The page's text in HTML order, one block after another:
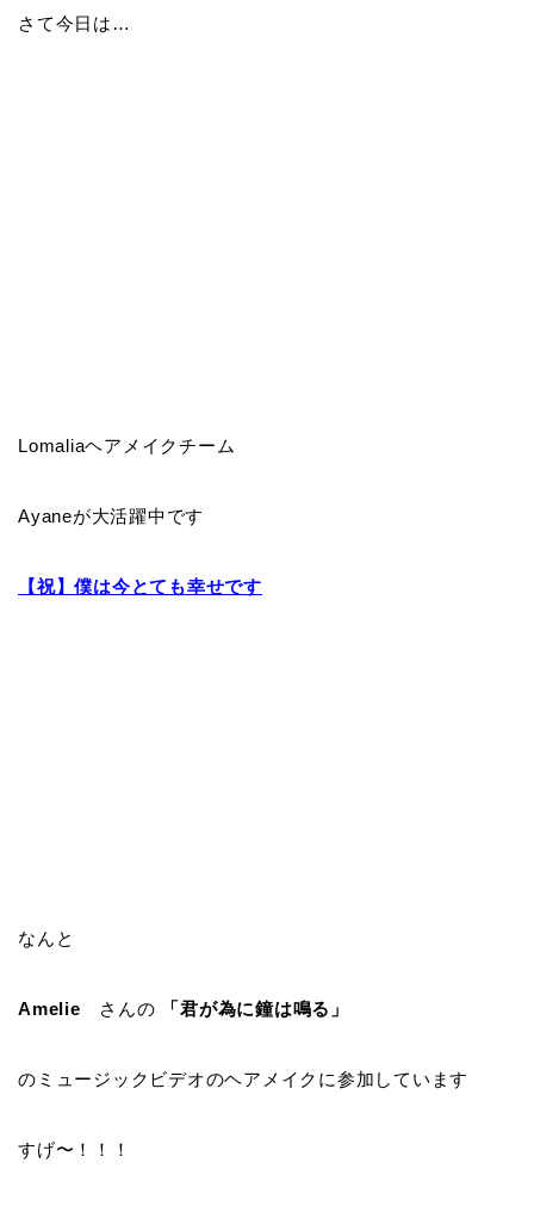
さて今日は…
Lomaliaヘアメイクチーム
Ayaneが大活躍中です
【祝】僕は今とても幸せです
なんと
Amelie さんの 「君が為に鐘は鳴る」
のミュージックビデオのヘアメイクに参加しています
すげ〜！！！